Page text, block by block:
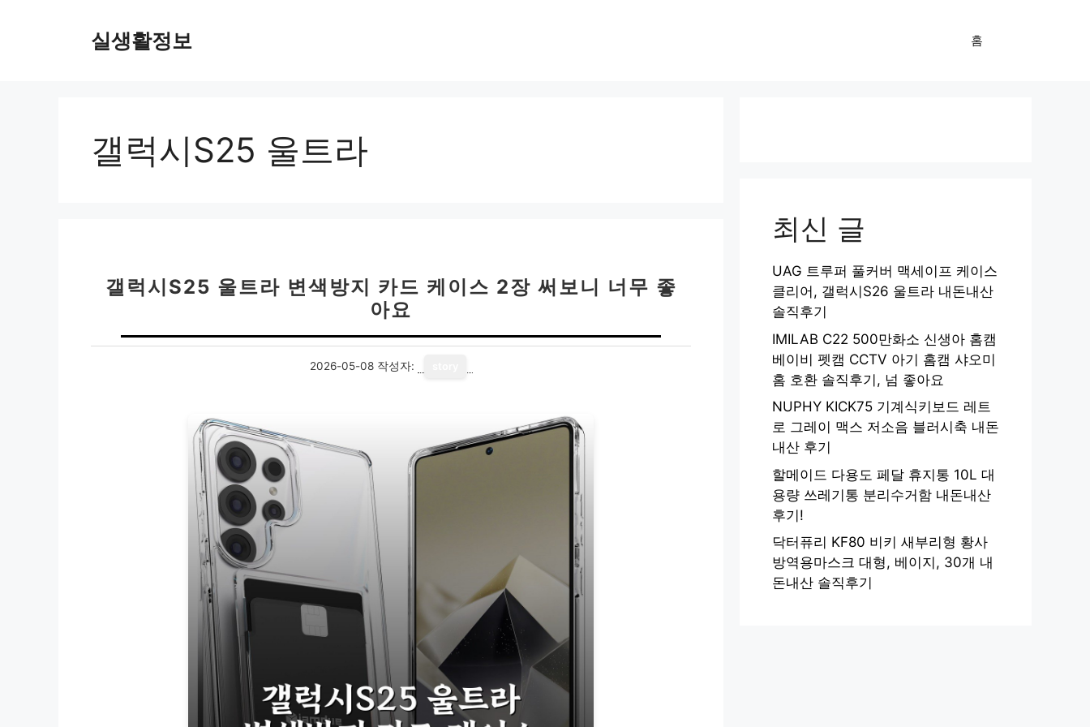
실생활정보 홈
갤럭시S25 울트라
갤럭시S25 울트라 변색방지 카드 케이스 2장 써보니 너무 좋
아요
2026-05-08 작성자:
최신 글
UAG 트루퍼 풀커버 맥세이프 케이스
클리어, 갤럭시S26 울트라 내돈내산
솔직후기
IMILAB C22 500만화소 신생아 홈캠
베이비 펫캠 CCTV 아기 홈캠 샤오미
홈 호환 솔직후기, 넘 좋아요
NUPHY KICK75 기계식키보드 레트
로 그레이 맥스 저소음 블러시축 내돈
내산 후기
할메이드 다용도 페달 휴지통 10L 대
용량 쓰레기통 분리수거함 내돈내산
후기!
닥터퓨리 KF80 비키 새부리형 황사
방역용마스크 대형, 베이지, 30개 내
돈내산 솔직후기